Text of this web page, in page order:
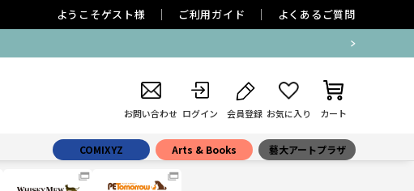
ようこそゲスト様 ご利用ガイド よくあるご質問
お問い合わせ ログイン 会員登録 お気に入り カート
COMIXYZ Arts & Books 藝大アートプラザ